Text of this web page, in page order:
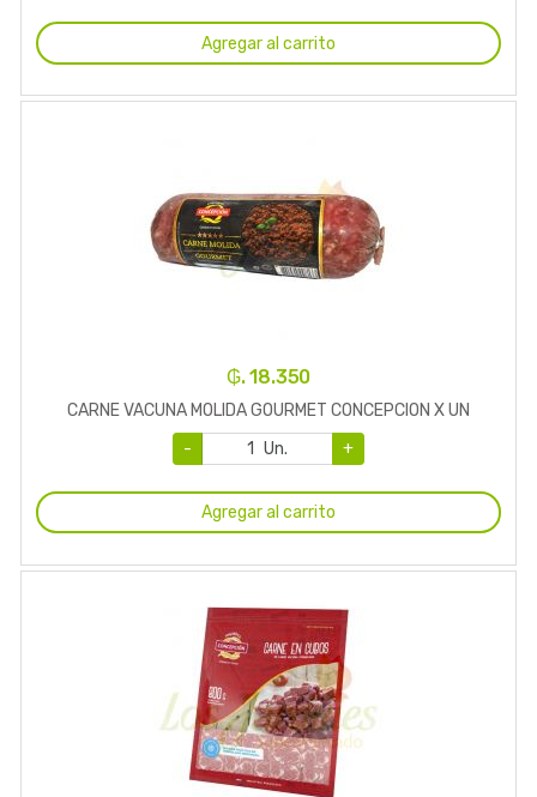
Agregar al carrito
₲. 18.350
CARNE VACUNA MOLIDA GOURMET CONCEPCION X UN
-
Un. +
Agregar al carrito